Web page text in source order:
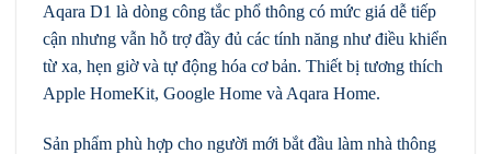
Aqara D1 là dòng công tắc phổ thông có mức giá dễ tiếp
cận nhưng vẫn hỗ trợ đầy đủ các tính năng như điều khiển
từ xa, hẹn giờ và tự động hóa cơ bản. Thiết bị tương thích
Apple HomeKit, Google Home và Aqara Home.
Sản phẩm phù hợp cho người mới bắt đầu làm nhà thông